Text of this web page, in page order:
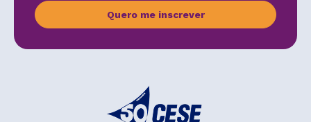
Quero me inscrever